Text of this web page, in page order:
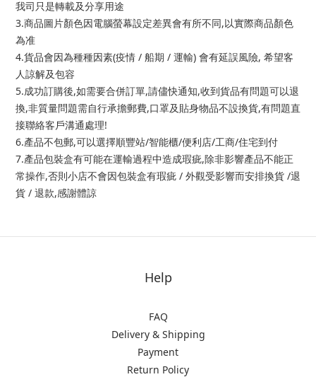
我司只是轉載及分享用途
3.商品圖片顏色因電腦螢幕設定差異會有所不同,以實際商品顏色
為准
4.貨品會因為種種因素(疫情 / 船期 / 運輸) 會有延誤風險, 希望客
人諒解及包容
5.成功訂購後,如需要合併訂單,請儘快通知,收到貨品有問題可以退
換,非質量問題需自行承擔郵費,口罩及貼身物品不設換貨,有問題直
接聯絡客戶溝通處理!
6.產品不包郵,可以選擇順豐站/智能櫃/便利店/工商/住宅到付
7.產品包裝盒有可能在運輸過程中造成瑕疵,除非影響產品不能正
常操作,否則小店不會因包裝盒有瑕疵 / 外觀受影響而安排換貨 /退
貨 / 退款,感謝體諒
Help
FAQ
Delivery & Shipping
Payment
Return Policy